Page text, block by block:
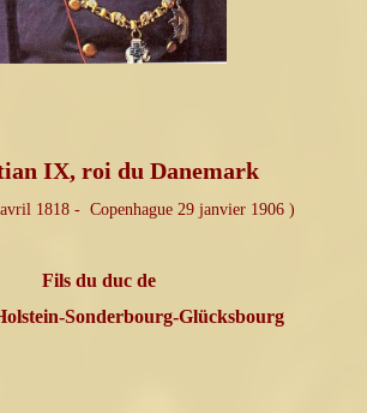
IX, roi du Danemark
1818 - Copenhague 29 janvier 1906 )
Fils du duc de
Sonderbourg-Glücksbourg